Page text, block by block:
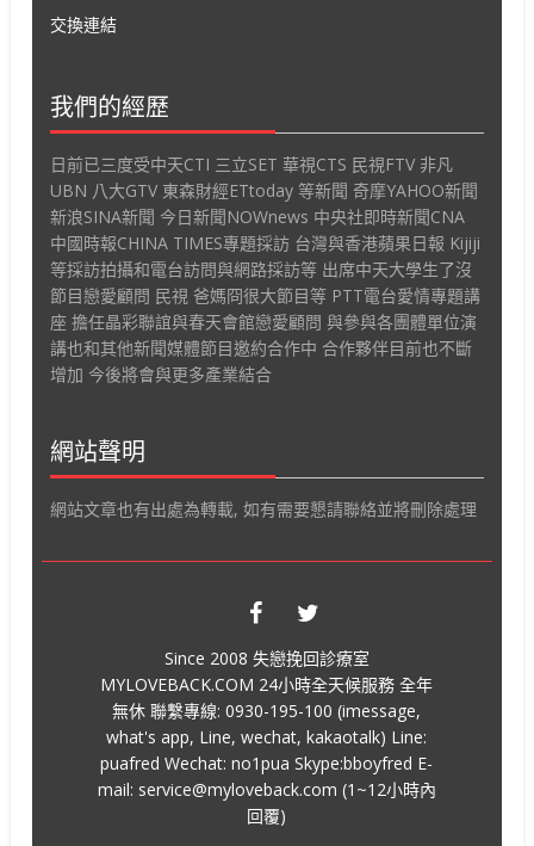
交換連結
我們的經歷
日前已三度受中天CTI 三立SET 華視CTS 民視FTV 非凡
UBN 八大GTV 東森財經ETtoday 等新聞 奇摩YAHOO新聞
新浪SINA新聞 今日新聞NOWnews 中央社即時新聞CNA
中國時報CHINA TIMES專題採訪 台灣與香港蘋果日報 Kijiji
等採訪拍攝和電台訪問與網路採訪等 出席中天大學生了沒
節目戀愛顧問 民視 爸媽冏很大節目等 PTT電台愛情專題講
座 擔任晶彩聯誼與春天會館戀愛顧問 與參與各團體單位演
講也和其他新聞媒體節目邀約合作中 合作夥伴目前也不斷
增加 今後將會與更多產業結合
網站聲明
網站文章也有出處為轉載, 如有需要懇請聯絡並將刪除處理
Since 2008 失戀挽回診療室
MYLOVEBACK.COM 24小時全天候服務 全年
無休 聯繫專線: 0930-195-100 (imessage,
what's app, Line, wechat, kakaotalk) Line:
puafred Wechat: no1pua Skype:bboyfred E-
mail: service@myloveback.com (1~12小時內
回覆)